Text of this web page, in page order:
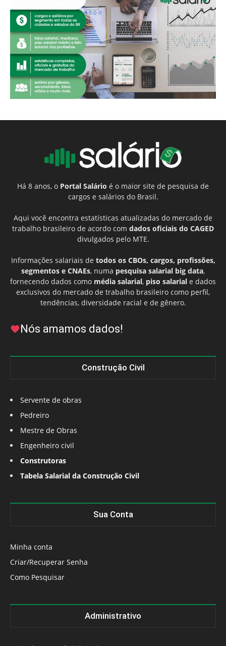
Há 8 anos, o Portal Salário é o maior site de pesquisa de
cargos e salários do Brasil.
Aqui você encontra estatísticas atualizadas do mercado de
trabalho brasileiro de acordo com dados oficiais do CAGED
divulgados pelo MTE.
Informações salariais de todos os CBOs, cargos, profissões,
segmentos e CNAEs, numa pesquisa salarial big data,
fornecendo dados como média salarial, piso salarial e dados
exclusivos do mercado de trabalho brasileiro como perfil,
tendências, diversidade racial e de gênero.
Nós amamos dados!
Construção Civil
Servente de obras
Pedreiro
Mestre de Obras
Engenheiro civil
Construtoras
Tabela Salarial da Construção Civil
Sua Conta
Minha conta
Criar/Recuperar Senha
Como Pesquisar
Administrativo